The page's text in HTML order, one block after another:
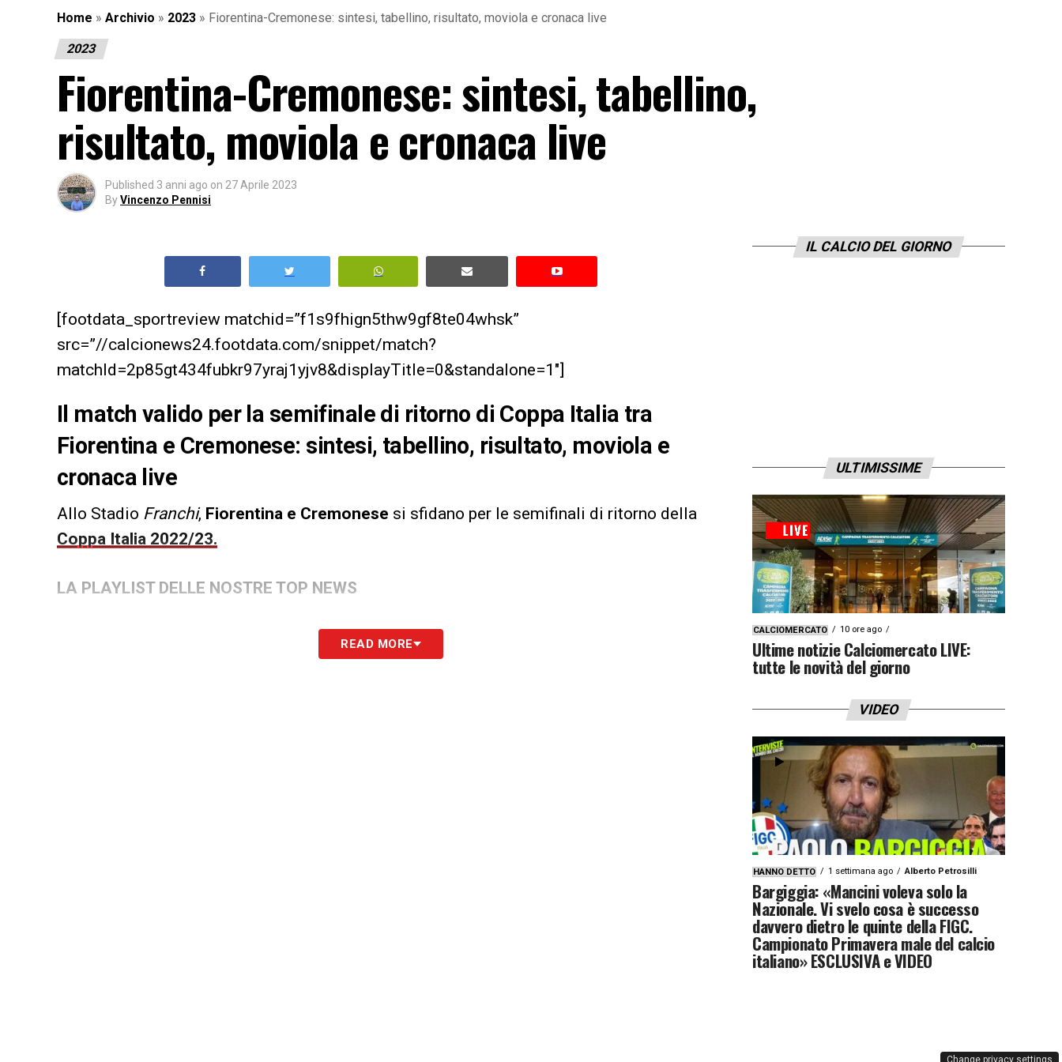
Home » Archivio » 2023 » Fiorentina-Cremonese: sintesi, tabellino, risultato, moviola e cronaca live
2023
Fiorentina-Cremonese: sintesi, tabellino,
risultato, moviola e cronaca live
Published 3 anni ago on 27 Aprile 2023
ByVincenzo Pennisi
[footdata_sportreview matchid=”f1s9fhign5thw9gf8te04whsk”
src=”//calcionews24.footdata.com/snippet/match?
matchId=2p85gt434fubkr97yraj1yjv8&displayTitle=0&standalone=1″]
Il match valido per la semifinale di ritorno di Coppa Italia tra
Fiorentina e Cremonese: sintesi, tabellino, risultato, moviola e
cronaca live
Allo Stadio Franchi, Fiorentina e Cremonese si sfidano per le semifinali di ritorno della
Coppa Italia 2022/23.
LA PLAYLIST DELLE NOSTRE TOP NEWS
READ MORE
IL CALCIO DEL GIORNO
ULTIMISSIME
CALCIOMERCATO 10 ore ago
Ultime notizie Calciomercato LIVE:
tutte le novità del giorno
VIDEO
HANNO DETTO 1 settimana ago Alberto Petrosilli
Bargiggia: «Mancini voleva solo la
Nazionale. Vi svelo cosa è successo
davvero dietro le quinte della FIGC.
Campionato Primavera male del calcio
italiano» ESCLUSIVA e VIDEO
Change privacy settings